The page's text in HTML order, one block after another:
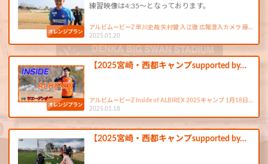
練習映像は4:35〜となっております。
アルビムービーZ 早川史哉 矢村健 入江徹 広報潜入カメラ 藤…
2025.01.20
【2025宮崎・西都キャンプsupported by…
アルビムービーZ Inside of ALBIREX 2025キャンプ 1月18日…
2025.01.18
【2025宮崎・西都キャンプsupported by…